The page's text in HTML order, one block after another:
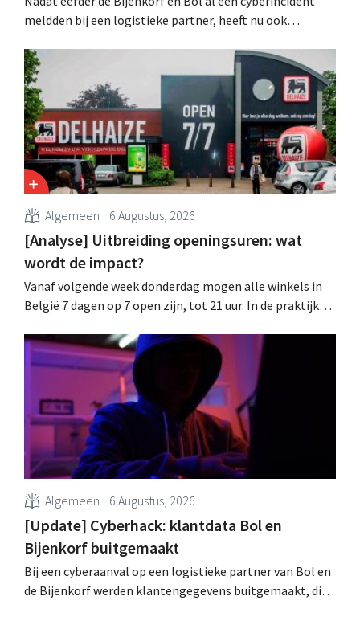
meldden bij een logistieke partner, heeft nu ook
datalek. Financiële gegevens, gebruikersnamen en
wachtwoorden zijn niet getroffen.
Algemeen 6 Augustus, 2026
[Analyse] Uitbreiding openingsuren: wat
wordt de impact?
Vanaf volgende week donderdag mogen alle winkels in
België 7 dagen op 7 open zijn, tot 21 uur. In de praktijk
arbeidswetgeving een hinderpaal. Is er een gelijk
speelveld?
Algemeen 6 Augustus, 2026
[Update] Cyberhack: klantdata Bol en
Bijenkorf buitgemaakt
Bij een cyberaanval op een logistieke partner van Bol en
de Bijenkorf werden klantengegevens buitgemaakt, die